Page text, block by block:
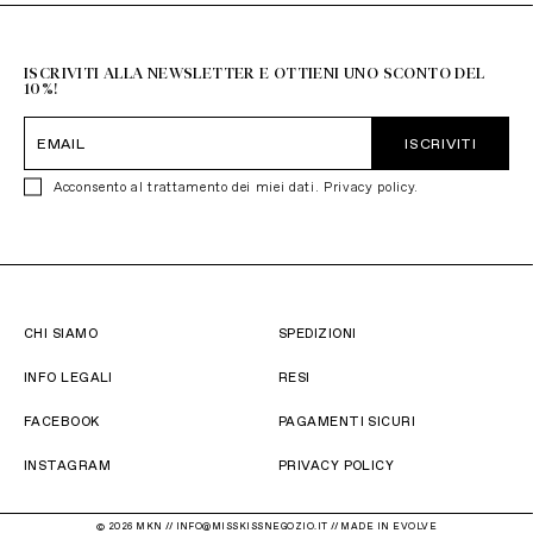
ISCRIVITI ALLA NEWSLETTER E OTTIENI UNO SCONTO DEL
10%!
ISCRIVITI
Acconsento al trattamento dei miei dati. Privacy policy.
CHI SIAMO
INFO LEGALI
FACEBOOK
INSTAGRAM
SPEDIZIONI
RESI
PAGAMENTI SICURI
PRIVACY POLICY
© 2026 MKN // INFO@MISSKISSNEGOZIO.IT // MADE IN EVOLVE